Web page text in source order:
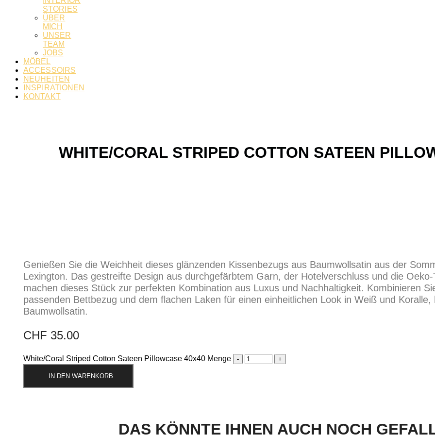
STORIES
ÜBER
MICH
UNSER
TEAM
JOBS
MÖBEL
ACCESSOIRS
NEUHEITEN
INSPIRATIONEN
KONTAKT
WHITE/CORAL STRIPED COTTON SATEEN
Genießen Sie die Weichheit dieses glänzenden Kissenbezugs aus Baumwollsatin aus der
Lexington. Das gestreifte Design aus durchgefärbtem Garn, der Hotelverschluss und die Oeko-
machen dieses Stück zur perfekten Kombination aus Luxus und Nachhaltigkeit. Kombinieren
passenden Bettbezug und dem flachen Laken für einen einheitlichen Look in Weiß und
Baumwollsatin.
CHF 35.00
White/Coral Striped Cotton Sateen Pillowcase 40x40 Menge
IN DEN WARENKORB
DAS KÖNNTE IHNEN AUCH NOCH